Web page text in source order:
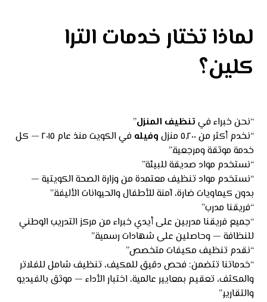
لماذا تختار خدمات الترا
كلين؟
“نحن خبراء في تنظيف المنزل”
“نخدم أكثر من ٥,٢٠٠ منزل
وفيله
في الكويت منذ عام ٢٠١٥ — كل
خدمة موثقة ومرجعية.”
“نستخدم مواد صديقة للبيئة”
“نستخدم مواد تنظيف معتمدة من وزارة الصحة الكويتية —
بدون كيماويات ضارة، آمنة للأطفال والحيوانات الأليفة.”
“فريقنا مدرب”
“جميع فريقنا مدربين على أيدي خبراء من مركز التدريب الوطني
للنظافة — وحاصلين على شهادات رسمية.”
“نقدم تنظيف مكيفات متخصص”
“خدماتنا تتضمن: فحص دقيق للمكيف، تنظيف شامل للفلاتر
والمكثف، تعقيم بمعايير عالمية، اختبار الأداء — موثق بالفيديو
والتقارير.”